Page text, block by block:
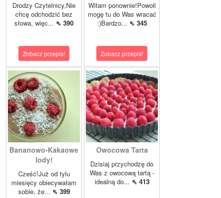
Drodzy Czytelnicy,Nie
chcę odchodzić bez
słowa, więc... ⇖ 390
Zobacz przepis!
Witam ponownie!Powoli
mogę tu do Was wracać
:)Bardzo... ⇖ 345
Zobacz przepis!
Bananowo-Kakaowe
lody!
Cześć!Już od tylu
miesięcy obiecywałam
sobie, że... ⇖ 399
Owocowa Tarta
Dzisiaj przychodzę do
Was z owocową tartą -
idealną do... ⇖ 413